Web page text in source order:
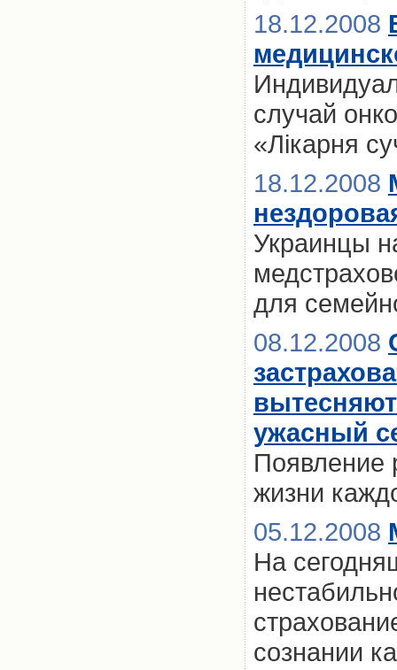
18.12.2008
случай
«Лікарня
18.12.2008
Украинцы
для
08.12.2008
ужасный
Появление
жизни
05.12.2008
На
сознании